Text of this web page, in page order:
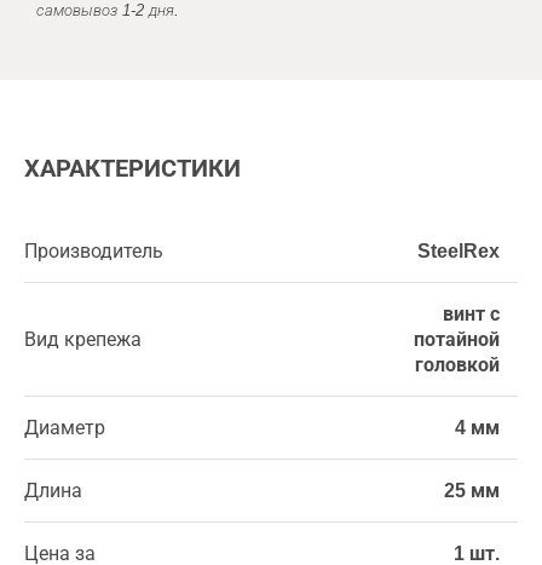
самовывоз 1-2 дня.
ХАРАКТЕРИСТИКИ
Производитель SteelRex
Вид крепежа
винт с
потайной
головкой
Диаметр 4 мм
Длина 25 мм
Цена за 1 шт.